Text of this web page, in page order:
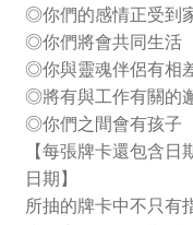
◎你們的感情正受到
◎你們將會共同生活
◎你與靈魂伴侶有相
◎將有與工作有關的
◎你們之間會有孩子
【每張牌卡還包含
日期】
所抽的牌卡中不只有